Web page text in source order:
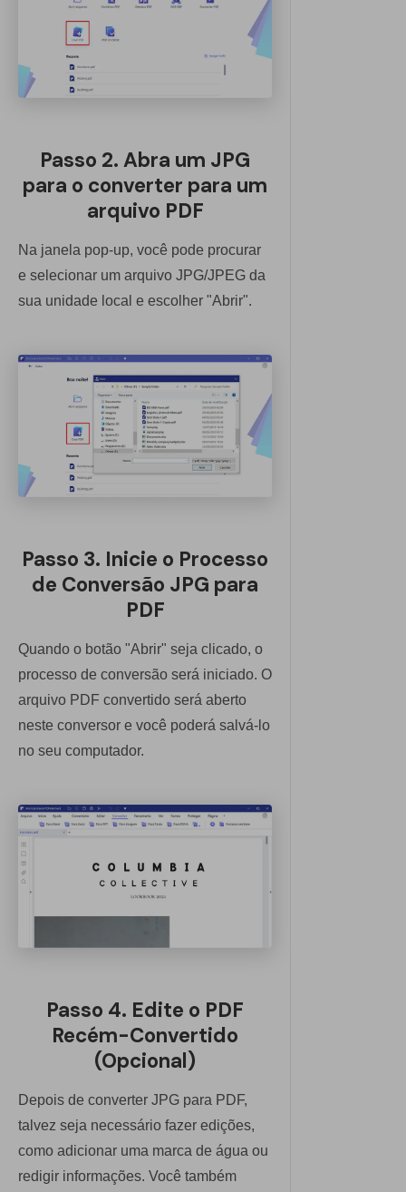
Passo 2. Abra um JPG
para o converter para um
arquivo PDF
Na janela pop-up, você pode procurar
e selecionar um arquivo JPG/JPEG da
sua unidade local e escolher "Abrir".
Passo 3. Inicie o Processo
de Conversão JPG para
PDF
Quando o botão "Abrir" seja clicado, o
processo de conversão será iniciado. O
arquivo PDF convertido será aberto
neste conversor e você poderá salvá-lo
no seu computador.
Passo 4. Edite o PDF
Recém-Convertido
(Opcional)
Depois de converter JPG para PDF,
talvez seja necessário fazer edições,
como adicionar uma marca de água ou
redigir informações. Você também